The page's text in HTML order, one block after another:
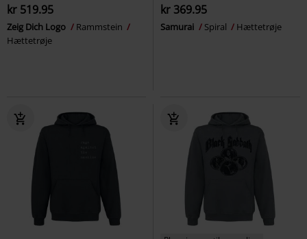
kr 519.95
Zeig Dich Logo
Rammstein
Hættetrøje
kr 369.95
Samurai Spiral Hættetrøje